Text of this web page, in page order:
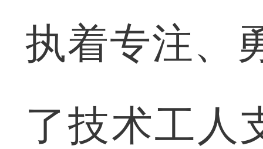
执着专注、
了技术工人